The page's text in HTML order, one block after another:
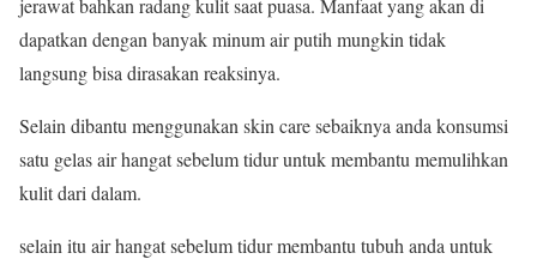
jerawat bahkan radang kulit saat puasa. Manfaat yang akan di
dapatkan dengan banyak minum air putih mungkin tidak
langsung bisa dirasakan reaksinya.
Selain dibantu menggunakan skin care sebaiknya anda konsumsi
satu gelas air hangat sebelum tidur untuk membantu memulihkan
kulit dari dalam.
selain itu air hangat sebelum tidur membantu tubuh anda untuk